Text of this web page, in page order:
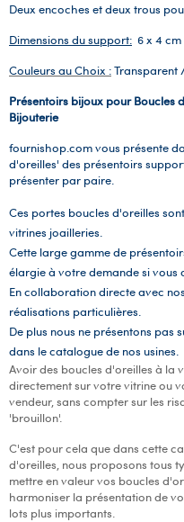
Deux encoches et deux trous
Dimensions du support: 6 x 4
Couleurs au Choix :Transparent
Présentoirs bijoux pour Boucles
Bijouterie
fournishop.com vous présente
d'oreilles' des présentoirs
présenter par paire.
Ces portes boucles d'oreilles
vitrines joailleries.
Cette large gamme de
élargie à votre demande si vous
En collaboration directe avec
réalisations particulières.
De plus nous ne présentons pas
dans le catalogue de nos usines.
Avoir des boucles d'oreilles à la
directement sur votre vitrine ou
vendeur, sans compter sur les
'brouillon'.
C'est pour cela que dans cette
d'oreilles, nous proposons tous
mettre en valeur vos boucles
harmoniser la présentation de
lots plus importants.